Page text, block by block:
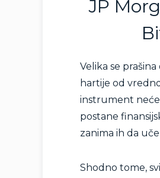
JP
Velika se
hartije od
instrument
postane
zanima ih da
Shodno tome,